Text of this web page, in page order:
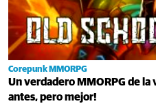
Corepunk MMORPG
Un verdadero MMORPG de la
antes, pero mejor!